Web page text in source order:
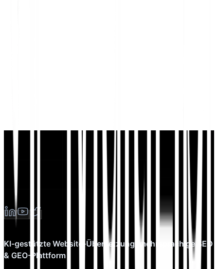
KI-gestützte Website-Übersetzung, mehrsprachige SEO
& GEO-Plattform